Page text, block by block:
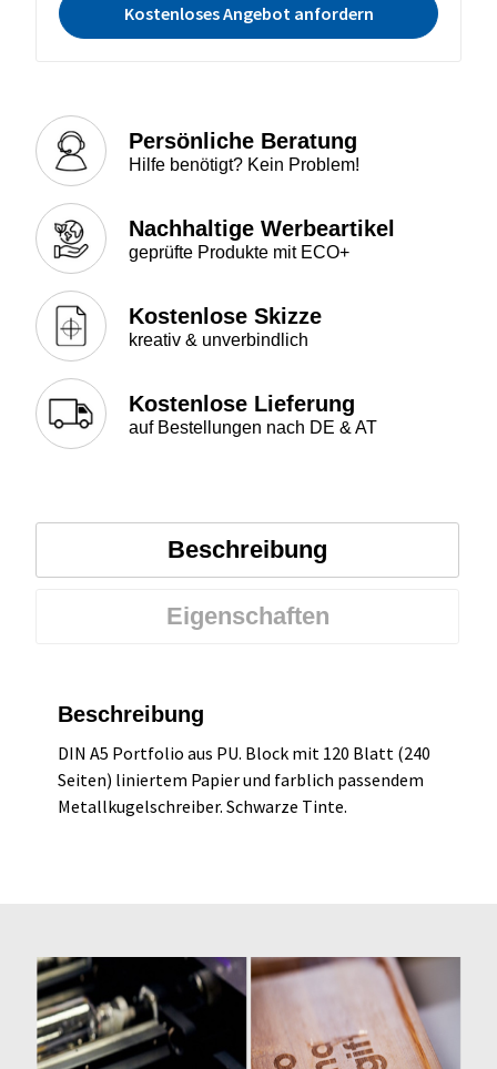
Kostenloses Angebot anfordern
Persönliche Beratung
Hilfe benötigt? Kein Problem!
Nachhaltige Werbeartikel
geprüfte Produkte mit ECO+
Kostenlose Skizze
kreativ & unverbindlich
Kostenlose Lieferung
auf Bestellungen nach DE & AT
Beschreibung
Eigenschaften
Beschreibung
DIN A5 Portfolio aus PU. Block mit 120 Blatt (240
Seiten) liniertem Papier und farblich passendem
Metallkugelschreiber. Schwarze Tinte.